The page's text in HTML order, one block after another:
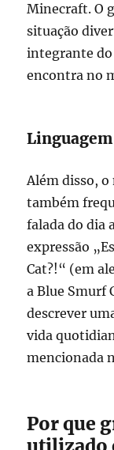
Minecraft. O
situação
integrante
encontra no
Além disso, o
também
falada do dia
expressão
Cat?!“ (em
a Blue Smurf
descrever
vida
mencionada
Por que